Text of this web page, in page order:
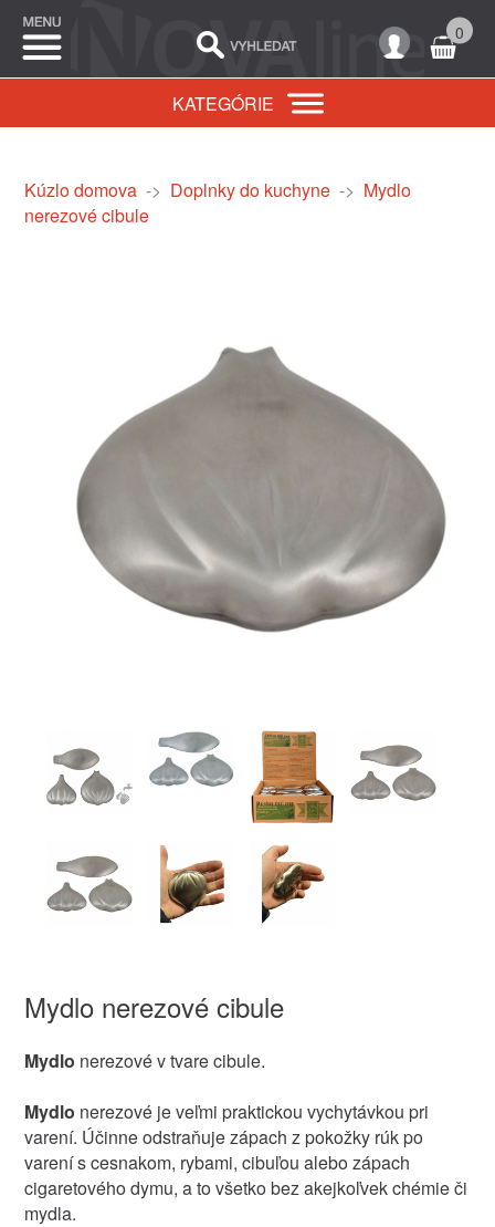
0
KATEGÓRIE
Kúzlo domova-> Doplnky do kuchyne-> Mydlo
nerezové cibule
Mydlo nerezové cibule
Mydlo nerezové v tvare cibule.
Mydlo nerezové je veľmi praktickou vychytávkou pri
varení. Účinne odstraňuje zápach z pokožky rúk po
varení s cesnakom, rybami, cibuľou alebo zápach
cigaretového dymu, a to všetko bez akejkoľvek chémie či
mydla.